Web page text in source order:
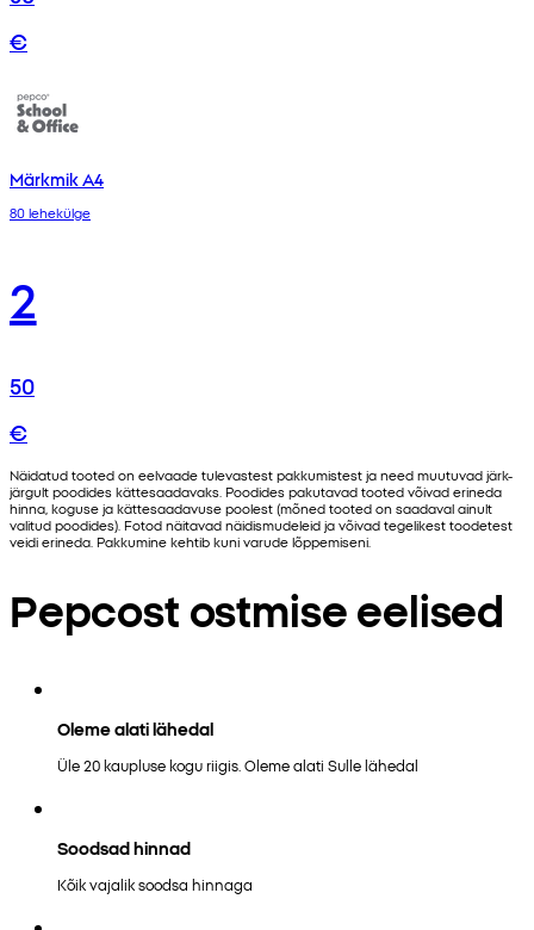
€
Märkmik A4
80 lehekülge
2
50
€
Näidatud tooted on eelvaade tulevastest pakkumistest ja need muutuvad järk-
järgult poodides kättesaadavaks. Poodides pakutavad tooted võivad erineda
hinna, koguse ja kättesaadavuse poolest (mõned tooted on saadaval ainult
valitud poodides). Fotod näitavad näidismudeleid ja võivad tegelikest toodetest
veidi erineda. Pakkumine kehtib kuni varude lõppemiseni.
Pepcost ostmise eelised
Oleme alati lähedal
Üle 20 kaupluse kogu riigis. Oleme alati Sulle lähedal
Soodsad hinnad
Kõik vajalik soodsa hinnaga